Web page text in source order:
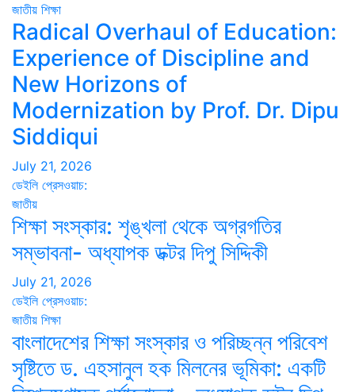
জাতীয় শিক্ষা
Radical Overhaul of Education:
Experience of Discipline and
New Horizons of
Modernization by Prof. Dr. Dipu
Siddiqui
July 21, 2026
ডেইলি প্রেসওয়াচ:
জাতীয়
শিক্ষা সংস্কার: শৃঙ্খলা থেকে অগ্রগতির
সম্ভাবনা- অধ্যাপক ডক্টর দিপু সিদ্দিকী
July 21, 2026
ডেইলি প্রেসওয়াচ:
জাতীয় শিক্ষা
বাংলাদেশের শিক্ষা সংস্কার ও পরিচ্ছন্ন পরিবেশ
সৃষ্টিতে ড. এহসানুল হক মিলনের ভূমিকা: একটি